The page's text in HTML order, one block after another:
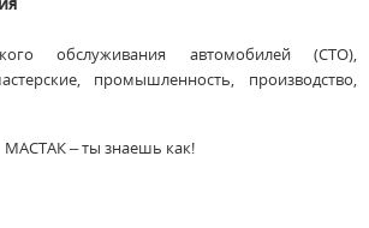
обслуживания автомобилей (СТО),
промышленность, производство,
МАСТАК – ты знаешь как!